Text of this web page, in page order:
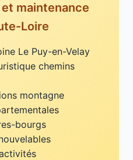
maintenance
Loire
Le Puy-en-Velay
chemins
montagne
bourgs